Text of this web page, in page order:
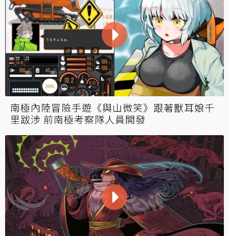
南極內陸冒險手遊《與山微笑》跟著獸耳娘千
里跋涉 前南極考察隊人員開發